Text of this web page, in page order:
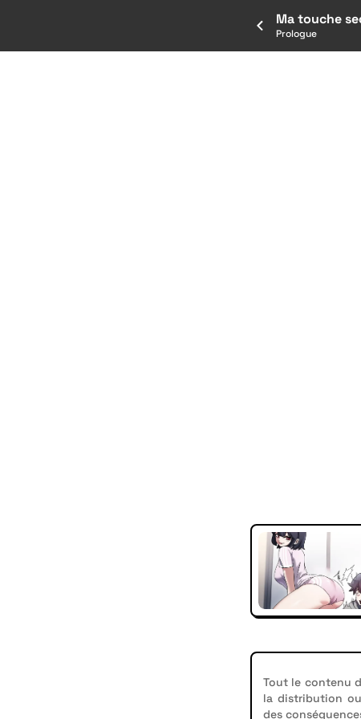
Ma touche
Prologue
Tout le contenu
la distribution
des